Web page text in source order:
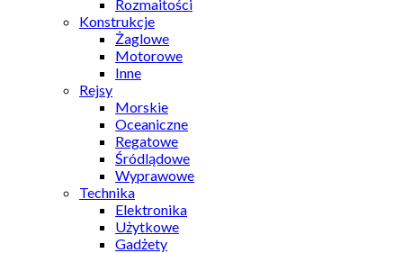
Rozmaitości
Konstrukcje
Żaglowe
Motorowe
Inne
Rejsy
Morskie
Oceaniczne
Regatowe
Śródlądowe
Wyprawowe
Technika
Elektronika
Użytkowe
Gadżety